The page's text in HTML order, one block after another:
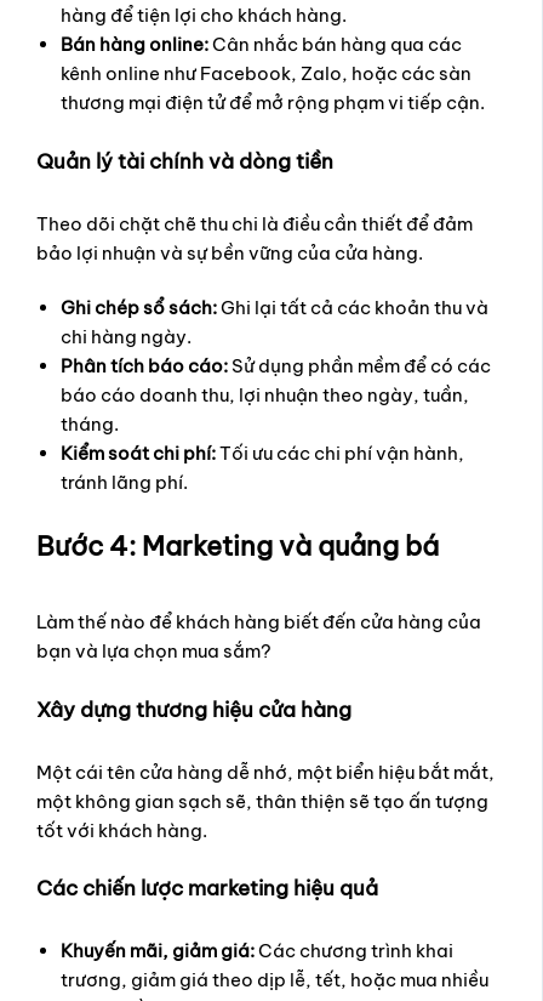
hàng để tiện lợi cho khách hàng.
Bán hàng online:Cân nhắc bán hàng qua các
kênh online như Facebook, Zalo, hoặc các sàn
thương mại điện tử để mở rộng phạm vi tiếp cận.
Quản lý tài chính và dòng tiền
Theo dõi chặt chẽ thu chi là điều cần thiết để đảm
bảo lợi nhuận và sự bền vững của cửa hàng.
Ghi chép sổ sách:Ghi lại tất cả các khoản thu và
chi hàng ngày.
Phân tích báo cáo: Sử dụng phần mềm để có các
báo cáo doanh thu, lợi nhuận theo ngày, tuần,
tháng.
Kiểm soát chi phí:Tối ưu các chi phí vận hành,
tránh lãng phí.
Bước 4: Marketing và quảng bá
Làm thế nào để khách hàng biết đến cửa hàng của
bạn và lựa chọn mua sắm?
Xây dựng thương hiệu cửa hàng
Một cái tên cửa hàng dễ nhớ, một biển hiệu bắt mắt,
một không gian sạch sẽ, thân thiện sẽ tạo ấn tượng
tốt với khách hàng.
Các chiến lược marketing hiệu quả
Khuyến mãi, giảm giá:Các chương trình khai
trương, giảm giá theo dịp lễ, tết, hoặc mua nhiều